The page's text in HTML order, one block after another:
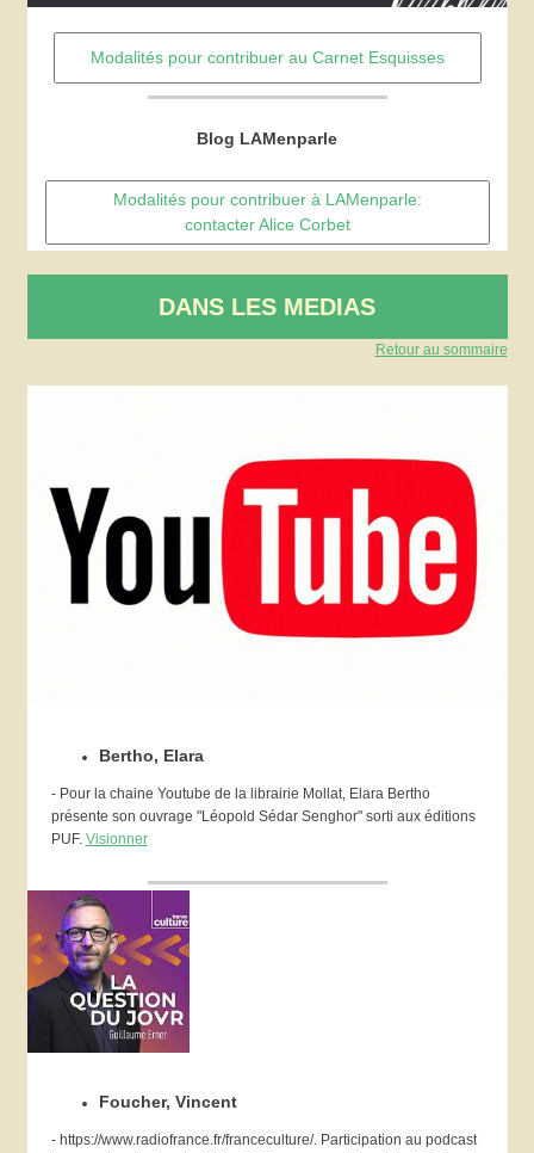
Modalités pour contribuer au Carnet Esquisses
Blog LAMenparle
Modalités pour contribuer à LAMenparle:
contacter Alice Corbet
DANS LES MEDIAS
Retour au sommaire
Bertho, Elara
- Pour la chaine Youtube de la librairie Mollat, Elara Bertho
présente son ouvrage "Léopold Sédar Senghor" sorti aux éditions
PUF. Visionner
Foucher, Vincent
- https://www.radiofrance.fr/franceculture/. Participation au podcast